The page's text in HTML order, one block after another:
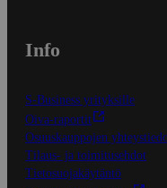
Info
S-Business yrityksille
Oiva-raportit
Osuuskauppojen
Tilaus- ja toimitusehdot
Tietosuojakäytäntö